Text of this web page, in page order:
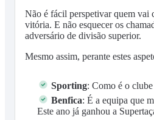
Não é fácil perspetivar quem vai
vitória. E não esquecer os
adversário de divisão superior.
Mesmo assim, perante estes
Sporting: Como é o
Benfica: É a equipa que
Este ano já ganhou a